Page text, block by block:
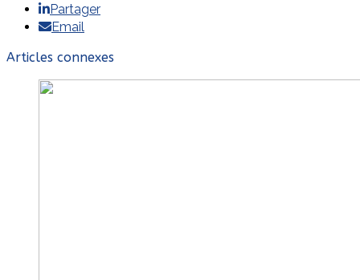
Partager
Email
Articles connexes